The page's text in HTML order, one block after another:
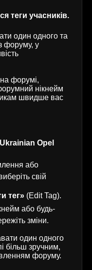
теги учасників.
один одного та
форуму, у
форумі,
нікнейм
швидше вас
Ukrainian Opel
або
свій
тег» (Edit Tag).
або будь-
зміни.
один одного
більш зручним,
форуму.